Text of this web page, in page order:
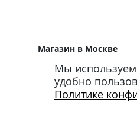
Магазин в Москве
+7 495 66-2-9876
119021,г. Москва,
ул. Льва Толстого, д. 23/
стр. 3, п. 3, 1 эт.
Мы
удобно
Политике